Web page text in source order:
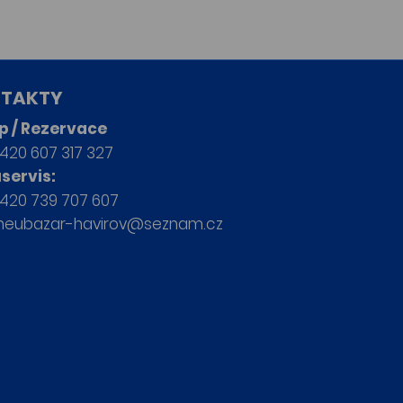
/ Rezervace
607 317 327
739 707 607
havirov@seznam.cz